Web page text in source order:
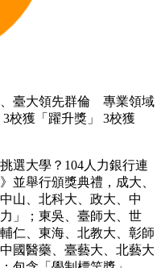
、臺大領先群倫 專業領域
校獲「躍升獎」 3校獲
選大學？104人力銀行連
並舉行頒獎典禮，成大、
山、北科大、政大、中
」；東吳、臺師大、世
仁、東海、北教大、彰師
國醫藥、臺藝大、北藝大